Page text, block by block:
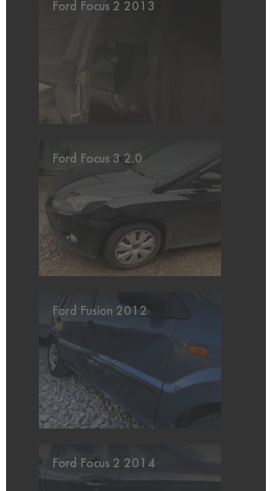
Ford Focus 2 2013
Ford Focus 3 2.0
Ford Fusion 2012
Ford Focus 2 2014